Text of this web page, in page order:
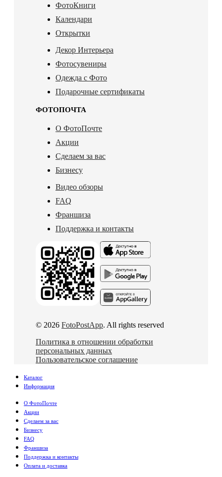
ФотоКниги
Календари
Открытки
Декор Интерьера
Фотосувениры
Одежда с Фото
Подарочные сертификаты
ФОТОПОЧТА
О ФотоПочте
Акции
Сделаем за вас
Бизнесу
Видео обзоры
FAQ
Франшиза
Поддержка и контакты
© 2026 FotoPostApp. All rights reserved
Политика в отношении обработки
персональных данных
Пользовательское соглашение
Каталог
Информация
О ФотоПочте
Акции
Сделаем за вас
Бизнесу
FAQ
Франшиза
Поддержка и контакты
Оплата и доставка